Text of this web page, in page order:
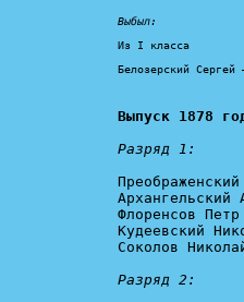
Выбыл:
Из I класса
Белозерский Сергей
Выпуск 1878
Разряд 1:
Архангельский
Флоренсов Петр
Кудеевский
Соколов
Разряд 2: